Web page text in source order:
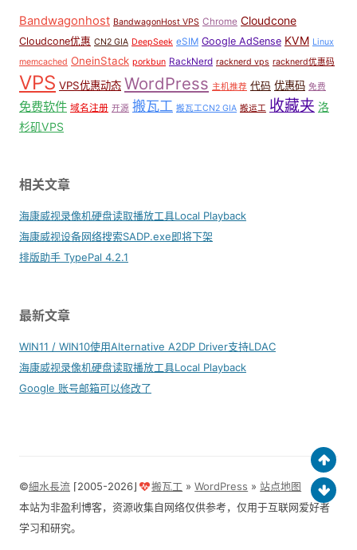
Bandwagonhost BandwagonHost VPS Chrome Cloudcone
Cloudcone优惠 CN2 GIA DeepSeek eSIM Google AdSense KVM Linux
memcached OneinStack porkbun RackNerd racknerd vps racknerd优惠码
VPS VPS优惠动态 WordPress 主机推荐 代码 优惠码 免费
免费软件 域名注册 开源 搬瓦工 搬瓦工CN2 GIA 搬运工 收藏夹 洛
杉矶VPS
相关文章
海康威视录像机硬盘读取播放工具Local Playback
海康威视设备网络搜索SADP.exe即将下架
排版助手 TypePal 4.2.1
最新文章
WIN11 / WIN10使用Alternative A2DP Driver支持LDAC
海康威视录像机硬盘读取播放工具Local Playback
Google 账号邮箱可以修改了
©細水長流 ⌈2005-2026⌋ 搬瓦工 »WordPress »站点地图
本站为非盈利博客，资源收集自网络仅供参考，仅用于互联网爱好者
学习和研究。